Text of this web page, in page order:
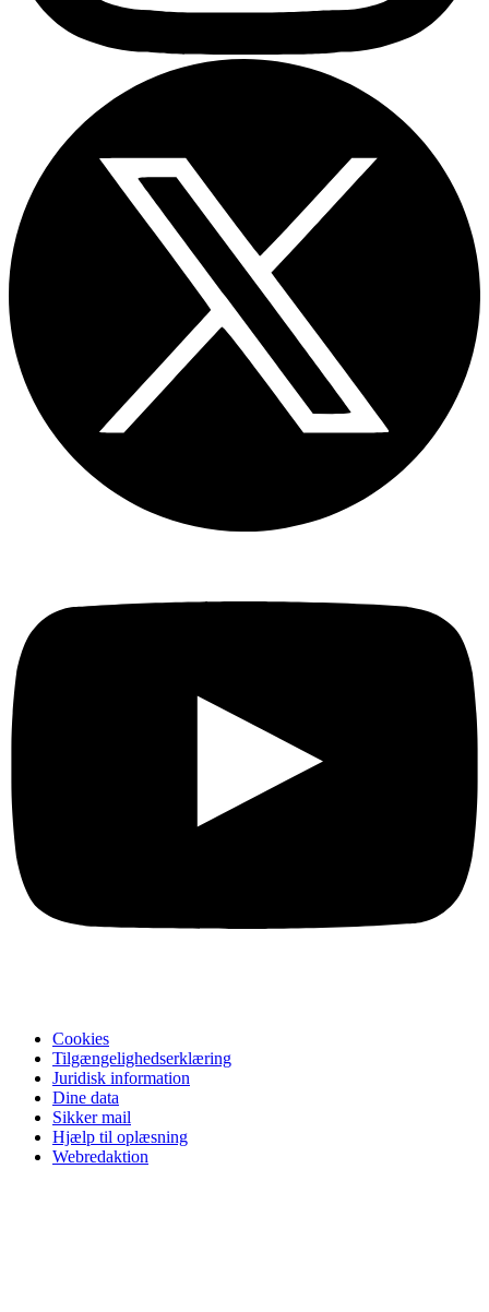
Cookies
Tilgængelighedserklæring
Juridisk information
Dine data
Sikker mail
Hjælp til oplæsning
Webredaktion